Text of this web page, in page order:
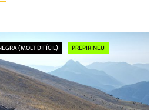
DEL
SEUS
CIMS
(MOLT DIFÍCIL) PREPIRINEU